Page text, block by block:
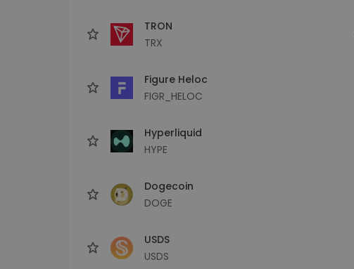
TRON
TRX
Figure Heloc
FIGR_HELOC
Hyperliquid
HYPE
Dogecoin
DOGE
USDS
USDS